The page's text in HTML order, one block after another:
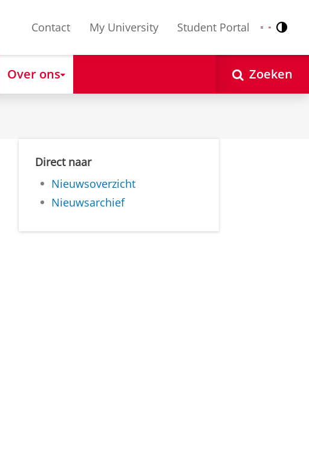
Contact My University Student Portal Nederlands
English
Over ons Zoeken
Direct naar
Nieuwsoverzicht
Nieuwsarchief